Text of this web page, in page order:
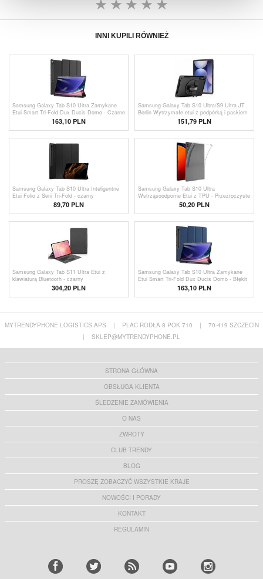
INNI KUPILI RÓWNIEŻ
Samsung Galaxy Tab S10 Ultra Zamykane
Etui Smart Tri-Fold Dux Ducis Domo - Czarne
163,10 PLN
Samsung Galaxy Tab S10 Ultra/S9 Ultra JT
Berlin Wytrzymałe etui z podpórką i paskiem
na rękę - czarny151,79 PLN
Samsung Galaxy Tab S10 Ultra Inteligentne
Etui Folio z Serii Tri-Fold - czarny
89,70 PLN
Samsung Galaxy Tab S10 Ultra
Wstrząsoodporne Etui z TPU - Przezroczyste
50,20 PLN
Samsung Galaxy Tab S11 Ultra Etui z
klawiaturą Bluetooth - czarny
304,20 PLN
Samsung Galaxy Tab S10 Ultra Zamykane
Etui Smart Tri-Fold Dux Ducis Domo - Błękit
163,10 PLN
MYTRENDYPHONE LOGISTICS APS | PLAC RODŁA 8 POK 710 |
70-419 SZCZECIN
|
SKLEP@MYTRENDYPHONE.PL
STRONA GŁÓWNA
OBSŁUGA KLIENTA
ŚLEDZENIE ZAMÓWIENIA
O NAS
ZWROTY
CLUB TRENDY
BLOG
PROSZĘ ZOBACZYĆ WSZYSTKIE KRAJE
NOWOŚCI I PORADY
KONTAKT
REGULAMIN